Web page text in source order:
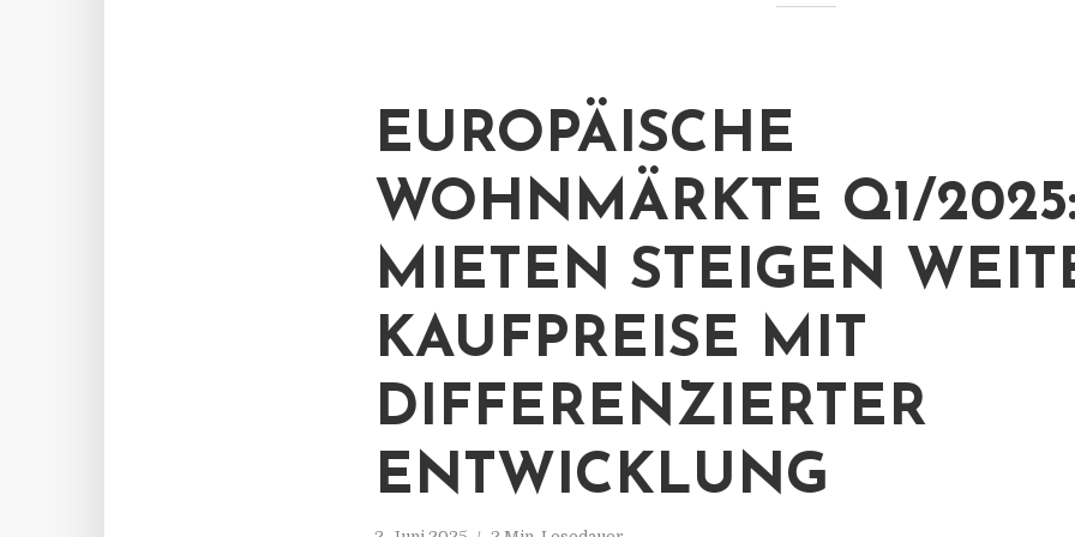
EUROPÄISCHE
WOHNMÄRKTE Q1/
MIETEN STEIGEN
KAUFPREISE MIT
DIFFERENZIERTER
ENTWICKLUNG